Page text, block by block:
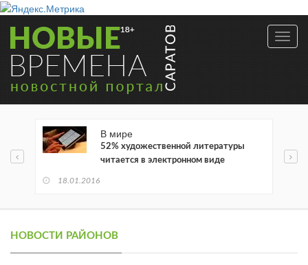
В мире
52% художественной литературы
читается в электронном виде
18.01.2016
НОВОСТИ РАЙОНОВ